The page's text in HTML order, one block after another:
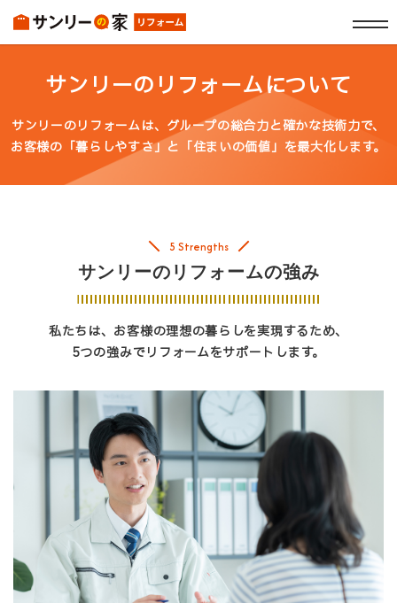
サンリーのリフォームについて
サンリーのリフォームは、グループの総合力と確かな技術力で、
お客様の「暮らしやすさ」と「住まいの価値」を最大化します。
5 Strengths
サンリーのリフォームの強み
私たちは、お客様の理想の暮らしを実現するため、
5つの強みでリフォームをサポートします。